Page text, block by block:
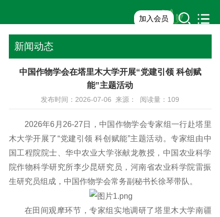
加入会员
新闻动态
中国作物学会在塔里木大学开展“党建引领 科创赋
能”主题活动
发布时间：2026-07-06 来源： 阅读量： 109
2026年6月26-27日，中国作物学会专家组一行赴塔里
木大学开展了“党建引领 科创赋能”主题活动。专家组由中
国工程院院士、华中农业大学张献龙教授，中国农业科学
院作物科学研究所李少昆研究员，河南省农业科学院雷振
生研究员组成，中国作物学会常务副秘书长徐琴带队。
在田间观摩环节，专家组实地调研了塔里木大学南疆